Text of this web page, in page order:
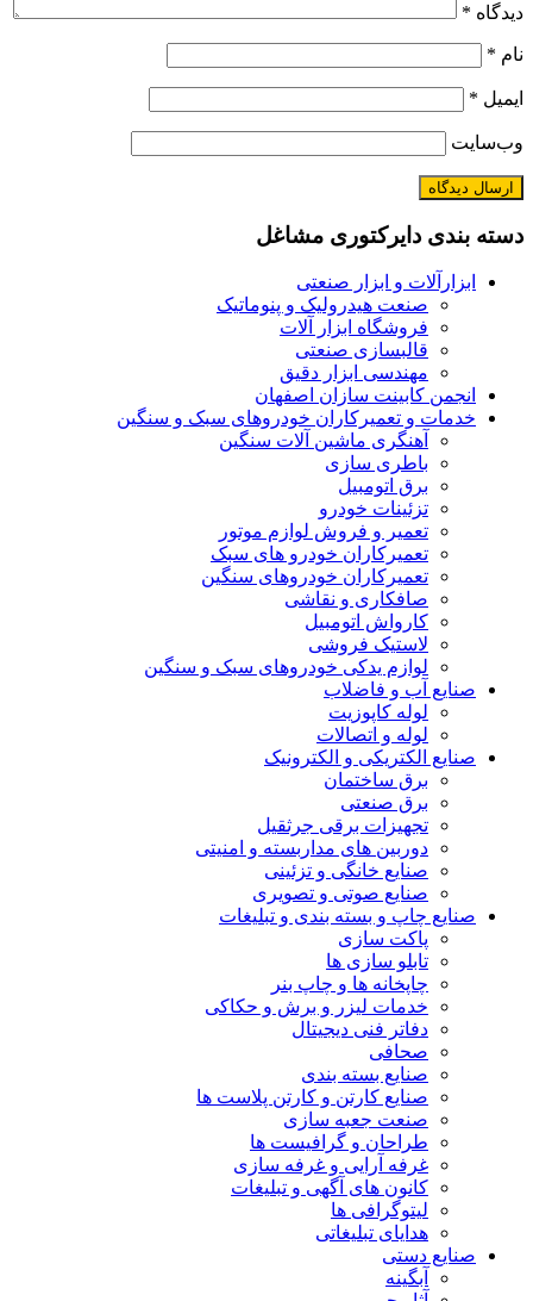
دیدگاه *
نام *
ایمیل *
وب‌سایت
دسته بندی دایرکتوری مشاغل
ابزارآلات و ابزار صنعتی
صنعت هیدرولیک و پنوماتیک
فروشگاه ابزار آلات
قالبسازی صنعتی
مهندسی ابزار دقیق
انجمن کابینت سازان اصفهان
خدمات و تعمیرکاران خودروهای سبک و سنگین
آهنگری ماشین آلات سنگین
باطری سازی
برق اتومبیل
تزئینات خودرو
تعمیر و فروش لوازم موتور
تعمیرکاران خودرو های سبک
تعمیرکاران خودروهای سنگین
صافکاری و نقاشی
کارواش اتومبیل
لاستیک فروشی
لوازم یدکی خودروهای سبک و سنگین
صنایع آب و فاضلاب
لوله کاپوزیت
لوله و اتصالات
صنایع الکتریکی و الکترونیک
برق ساختمان
برق صنعتی
تجهیزات برقی جرثقیل
دوربین های مداربسته و امنیتی
صنایع خانگی و تزئینی
صنایع صوتی و تصویری
صنایع چاپ و بسته بندی و تبلیغات
پاکت سازی
تابلو سازی ها
چاپخانه ها و چاپ بنر
خدمات لیزر و برش و حکاکی
دفاتر فنی دیجیتال
صحافی
صنایع بسته بندی
صنایع کارتن و کارتن پلاست ها
صنعت جعبه سازی
طراحان و گرافیست ها
غرفه آرایی و غرفه سازی
کانون های آگهی و تبلیغات
لیتوگرافی ها
هدایای تبلیغاتی
صنایع دستی
آبگینه